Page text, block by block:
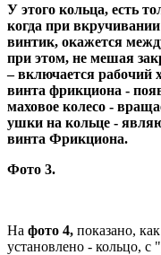
У этого кольца, есть
когда при
винтик, окажется
при этом, не мешая
– включается
винта фрикциона -
маховое колесо -
ушки на кольце -
винта Фрикциона.
Фото 3.
На фото 4, показано,
установлено - кольцо,